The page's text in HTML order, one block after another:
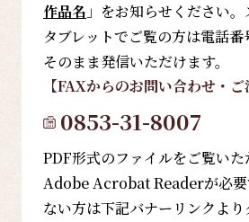
作品名 」をお知らせください。
タブレットでご覧の方は電話番
そのまま発信いただけます。
【FAXからのお問い合わせ・ご
0853-31-8007
PDF形式のファイルをご覧いた
Adobe Acrobat Readerが必要
ない方は下記バナーリンクよ